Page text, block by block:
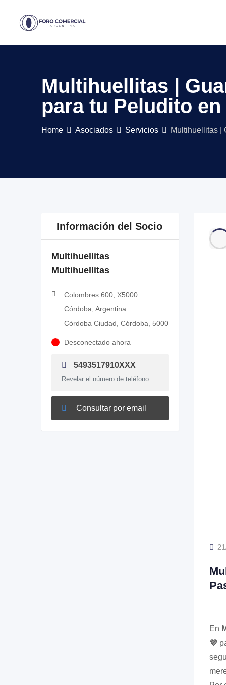
Multihuellitas |
para tu Peludito
Home Asociados Servicios Multihuellitas |
Información del Socio
Multihuellitas
Multihuellitas
Colombres 600, X5000
Córdoba, Argentina
Córdoba Ciudad, Córdoba, 5000
Desconectado ahora
5493517910XXX
Revelar el número de teléfono
Consultar por email
En
💜